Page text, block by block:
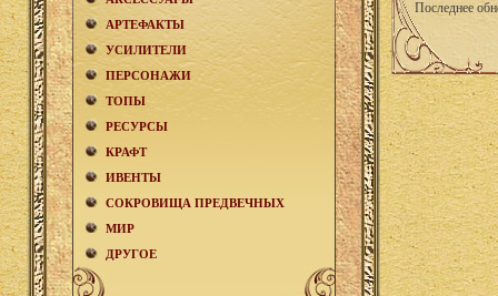
АРТЕФАКТЫ
УСИЛИТЕЛИ
ПЕРСОНАЖИ
ТОПЫ
РЕСУРСЫ
КРАФТ
ИВЕНТЫ
СОКРОВИЩА ПРЕДВЕЧНЫХ
МИР
ДРУГОЕ
Последнее